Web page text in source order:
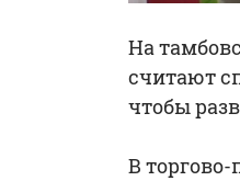
На
считают
чтобы
В